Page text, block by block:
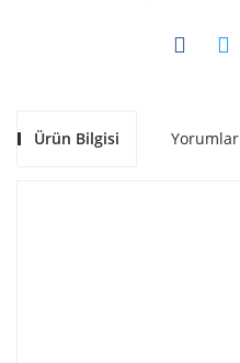
Ürün Bilgisi Yorumlar